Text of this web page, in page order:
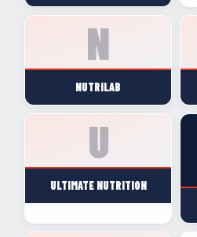
NUTRILAB
ULTIMATE NUTRITION